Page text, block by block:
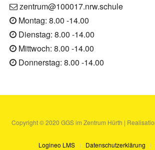
zentrum@100017.nrw.schule
Montag: 8.00 -14.00
Dienstag: 8.00 -14.00
Mittwoch: 8.00 -14.00
Donnerstag: 8.00 -14.00
Copyright © 2020 GGS im Zentrum Hürth |
Logineo LMS Datenschutzerklärung